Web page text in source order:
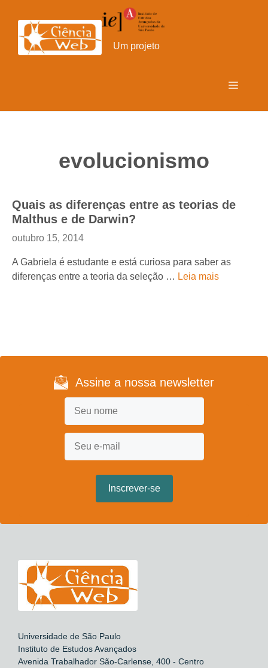
para
conteúdo
Um projeto
Menu
evolucionismo
Quais as diferenças entre as teorias de
Malthus e de Darwin?
outubro 15, 2014
A Gabriela é estudante e está curiosa para saber as
diferenças entre a teoria da seleção … Leia mais
Assine a nossa newsletter
Universidade de São Paulo
Instituto de Estudos Avançados
Avenida Trabalhador São-Carlense, 400 - Centro